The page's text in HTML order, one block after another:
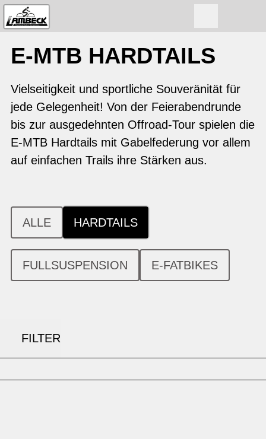
E-MTB HARDTAILS
Vielseitigkeit und sportliche Souveränität für
jede Gelegenheit! Von der Feierabendrunde
bis zur ausgedehnten Offroad-Tour spielen die
E-MTB Hardtails mit Gabelfederung vor allem
auf einfachen Trails ihre Stärken aus.
ALLE HARDTAILS
FULLSUSPENSION E-FATBIKES
FILTER